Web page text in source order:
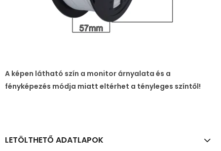
A képen látható szín a monitor árnyalata és a
fényképezés módja miatt eltérhet a tényleges színtől!
LETÖLTHETŐ ADATLAPOK